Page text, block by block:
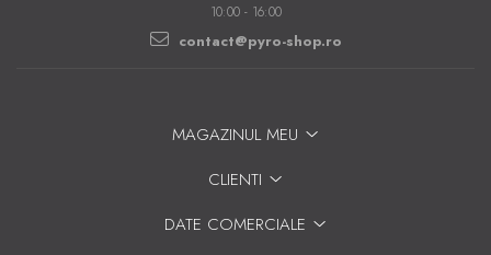
10:00 - 16:00
contact@pyro-shop.ro
MAGAZINUL MEU
CLIENTI
DATE COMERCIALE